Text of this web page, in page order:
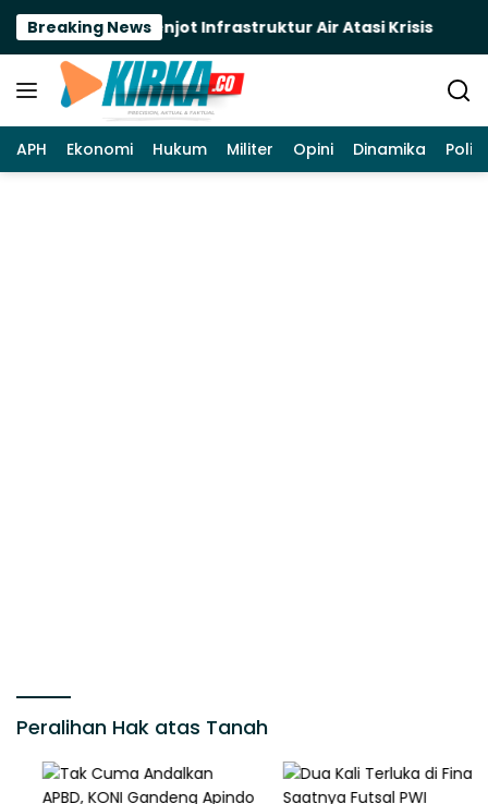
Langsung
konten
Breaking News
Bupati Ela Genjot Infrastruktur Air Atasi Krisis
APH Ekonomi Hukum Militer Opini Dinamika
Peralihan Hak atas Tanah